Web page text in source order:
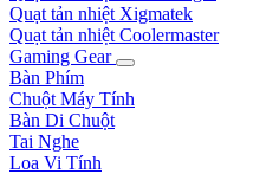
Quạt tản nhiệt Xigmatek
Quạt tản nhiệt Coolermaster
Gaming Gear
Bàn Phím
Chuột Máy Tính
Bàn Di Chuột
Tai Nghe
Loa Vi Tính